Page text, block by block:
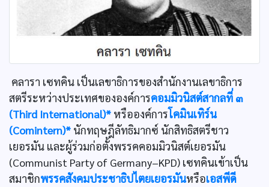
คลารา เซทคิน เป็นเลขาธิการของสำนักงานเลขาธิการ
สตรีระหว่างประเทศขององค์การคอมมิวนิสต์สากลที่ ๓
(Third International)* หรือองค์การโคมินเทิร์น
(Comintern)* นักทฤษฎีลัทธิมากซ์ นักสิทธิสตรีชาว
เยอรมัน และผู้ร่วมก่อตั้งพรรคคอมมิวนิสต์เยอรมัน
(Communist Party of Germany–KPD) เซทคินเข้าเป็น
สมาชิกพรรคสังคมประชาธิปไตยเยอรมันหรือเอสพีดี